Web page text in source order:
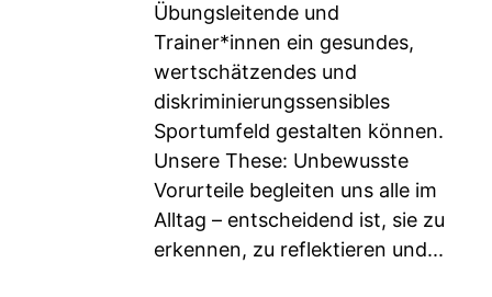
Übungsleitende und
Trainer*innen ein gesundes,
wertschätzendes und
diskriminierungssensibles
Sportumfeld gestalten können.
Unsere These: Unbewusste
Vorurteile begleiten uns alle im
Alltag – entscheidend ist, sie zu
erkennen, zu reflektieren und...